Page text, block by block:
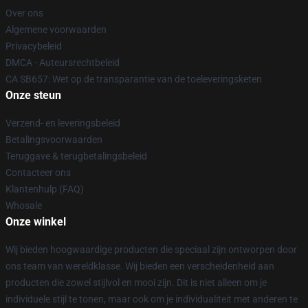
Over ons
Algemene voorwaarden
Privacybeleid
DMCA - Auteursrechtbeleid
CA SB657: Wet op de transparantie van de toeleveringsketen
Onze steun
Verzend- en leveringsbeleid
Betalingsvoorwaarden
Teruggave & terugbetalingsbeleid
Contacteer ons
Klantenhulp (FAQ)
Whosale
Onze winkel
Wij bieden hoogwaardige producten die speciaal zijn ontworpen door
ons team van wereldklasse. Wij bieden een verscheidenheid aan
producten die zowel stijlvol en mooi zijn. Dit is niet alleen om je
individuele stijl te tonen, maar ook om je individualiteit met anderen te